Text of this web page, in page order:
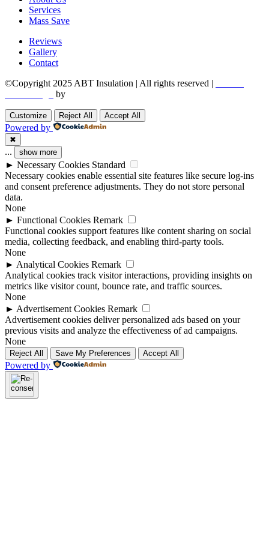
Services
Mass Save
Reviews
Gallery
Contact
©Copyright 2025 ABT Insulation | All rights reserved |
by
Customize Reject All Accept All
Powered by
✖
... show more
► Necessary Cookies Standard
Necessary cookies enable essential site features like secure log-ins
and consent preference adjustments. They do not store personal
data.
None
► Functional Cookies Remark
Functional cookies support features like content sharing on social
media, collecting feedback, and enabling third-party tools.
None
► Analytical Cookies Remark
Analytical cookies track visitor interactions, providing insights on
metrics like visitor count, bounce rate, and traffic sources.
None
► Advertisement Cookies Remark
Advertisement cookies deliver personalized ads based on your
previous visits and analyze the effectiveness of ad campaigns.
None
Reject All Save My Preferences Accept All
Powered by